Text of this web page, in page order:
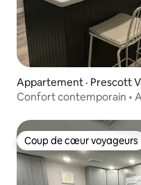
Appartement · Prescott
Confort contemporain •
Coup de cœur voyageurs
Coup de cœur voyageurs